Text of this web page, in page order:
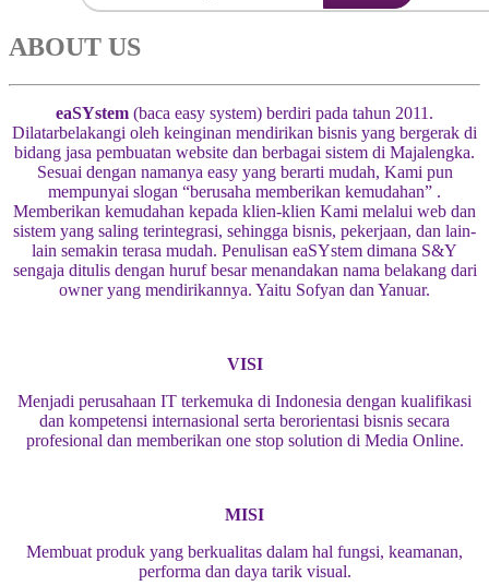
ABOUT US
eaSYstem (baca easy system) berdiri pada tahun 2011.
Dilatarbelakangi oleh keinginan mendirikan bisnis yang bergerak di
bidang jasa pembuatan website dan berbagai sistem di Majalengka.
Sesuai dengan namanya easy yang berarti mudah, Kami pun
mempunyai slogan “berusaha memberikan kemudahan” .
Memberikan kemudahan kepada klien-klien Kami melalui web dan
sistem yang saling terintegrasi, sehingga bisnis, pekerjaan, dan lain-
lain semakin terasa mudah. Penulisan eaSYstem dimana S&Y
sengaja ditulis dengan huruf besar menandakan nama belakang dari
owner yang mendirikannya. Yaitu Sofyan dan Yanuar.
VISI
Menjadi perusahaan IT terkemuka di Indonesia dengan kualifikasi
dan kompetensi internasional serta berorientasi bisnis secara
profesional dan memberikan one stop solution di Media Online.
MISI
Membuat produk yang berkualitas dalam hal fungsi, keamanan,
performa dan daya tarik visual.